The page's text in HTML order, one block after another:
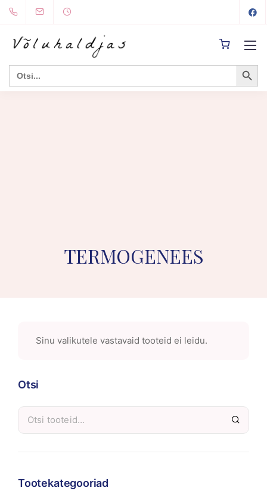
Search
for:
Search Button
TERMOGENEES
Sinu valikutele vastavaid tooteid ei leidu.
Otsi
Tootekategooriad